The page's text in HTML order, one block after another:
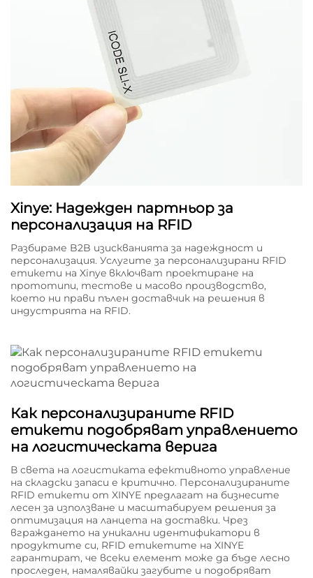
Xinye: Надежден партньор за
персонализация на RFID
Разбираме B2B изискванията за надеждност и
персонализация. Услугите за персонализирани RFID
етикети на Xinye включват проектиране на
прототипи, тестове и масово производство,
което ни прави пълен доставчик на решения в
индустрията на RFID.
Как персонализираните RFID
етикети подобряват управлението
на логистическата верига
В света на логистиката ефективното управление
на складски запаси е критично. Персонализираните
RFID етикети от XINYE предлагат на бизнесите
лесен за използване и масштабируем решения за
оптимизация на ланцета на доставки. Чрез
вграждането на уникални идентификатори в
продуктите си, RFID етикетите на XINYE
гарантират, че всеки елемент може да бъде лесно
проследен, намалявайки загубите и подобряват